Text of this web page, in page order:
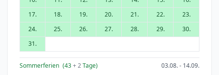
17.
18. 19. 20. 21. 22.
23.
24.
25. 26. 27. 28. 29.
30.
31.
Sommerferien (43+ 2Tage) 03.08. - 14.09.